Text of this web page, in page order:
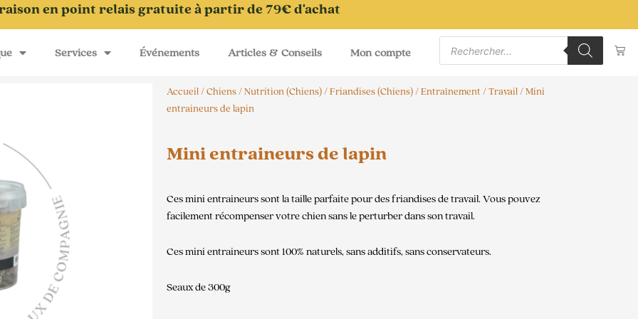
en point relais gratuite à partir de 79€ d'achat
Services Événements Articles & Conseils Mon compte
Recherche
produits
Accueil/Chiens/Nutrition (Chiens)/Friandises (Chiens)/Entraînement / Travail/ Mini
entraineurs de lapin
Mini entraineurs de lapin
Ces mini entraineurs sont la taille parfaite pour des friandises de travail. Vous pouvez
facilement récompenser votre chien sans le perturber dans son travail.
Ces mini entraineurs sont 100% naturels, sans additifs, sans conservateurs.
Seaux de 300g